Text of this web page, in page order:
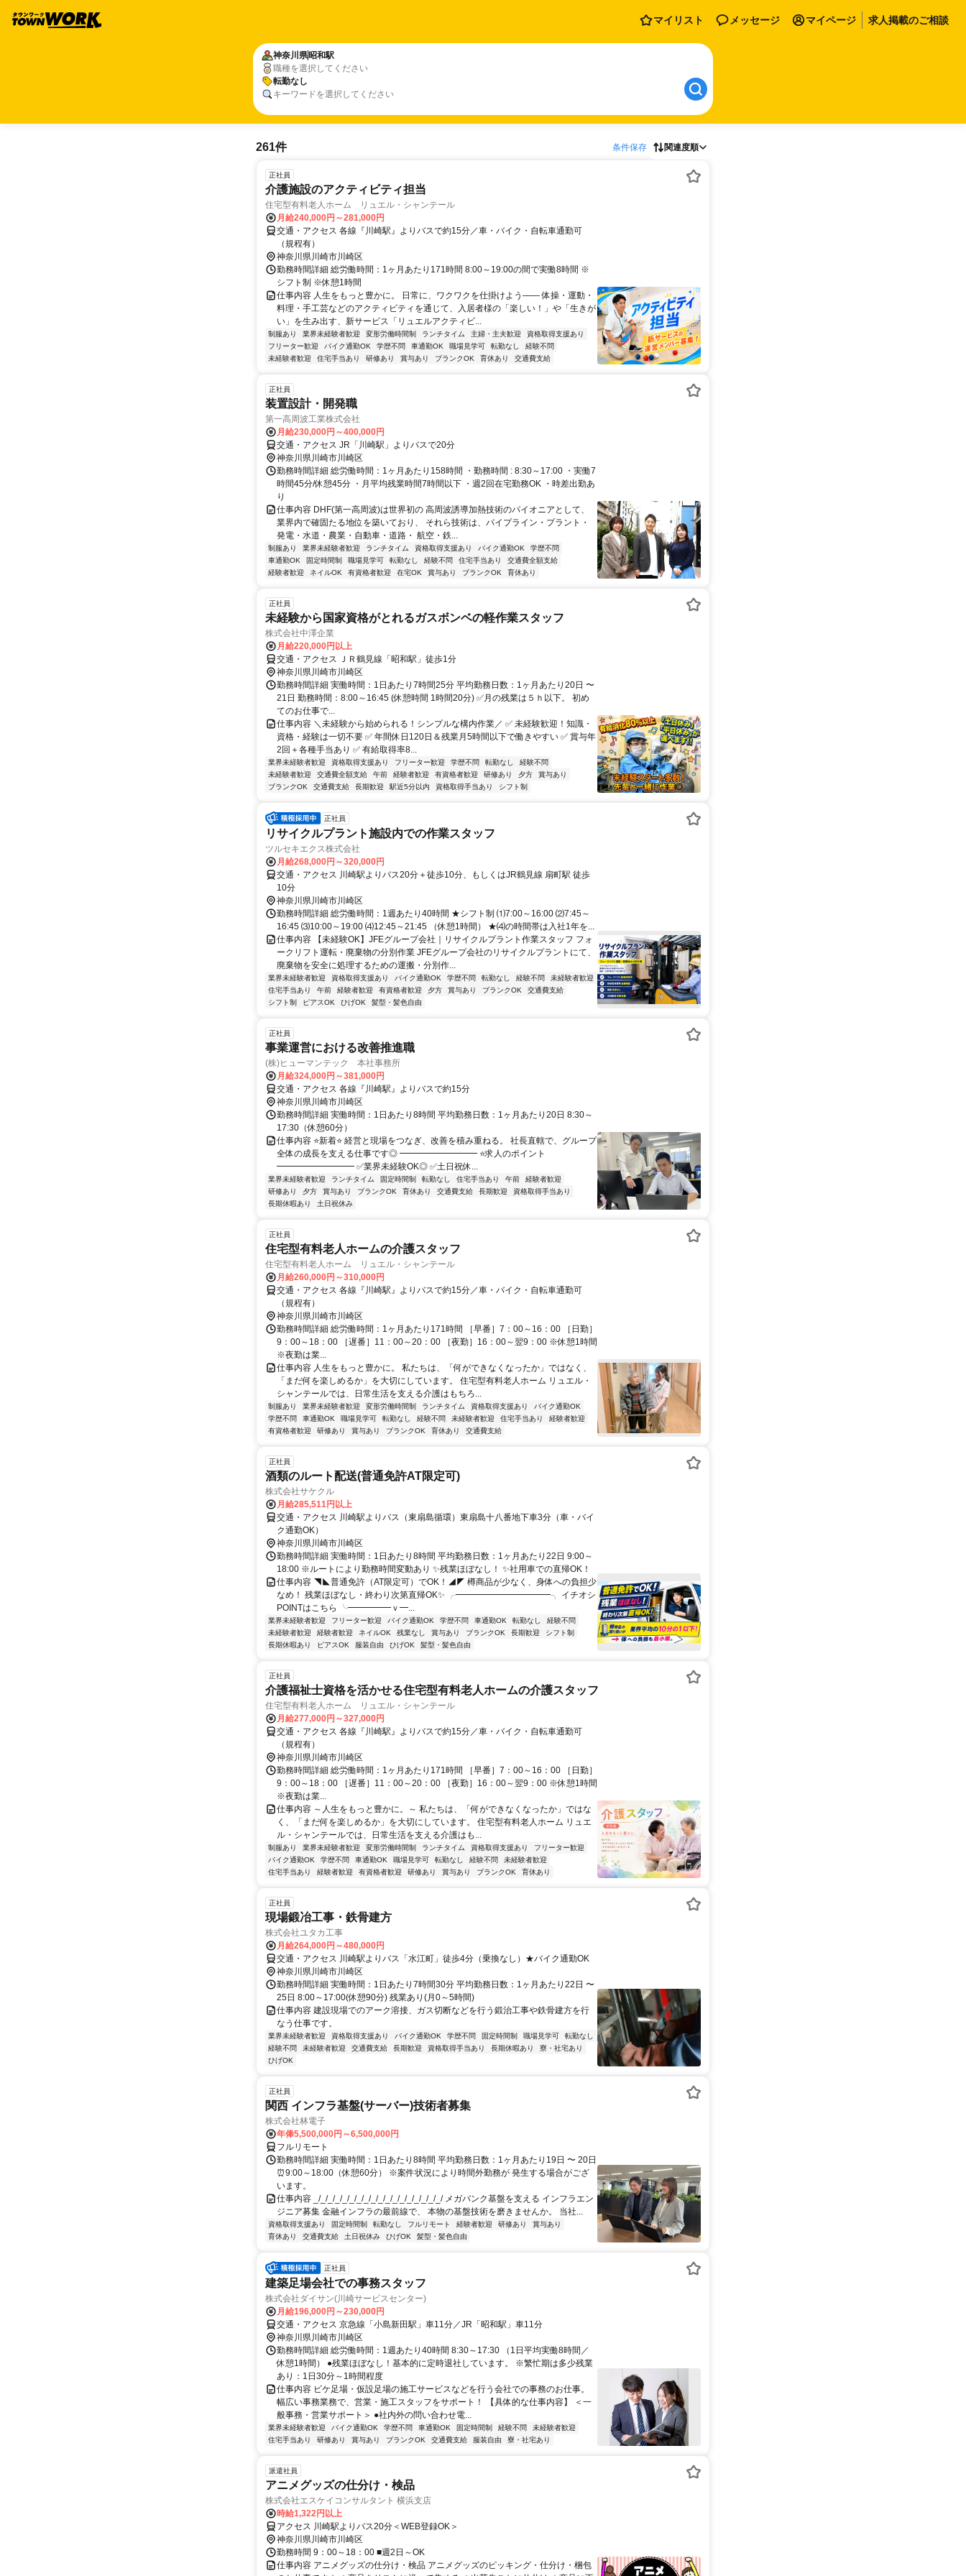
マイリスト メッセージ マイページ 求人掲載のご相談
神奈川県昭和駅
職種を選択してください
転勤なし
キーワードを選択してください
261件 条件保存 関連度順
正社員
介護施設のアクティビティ担当
住宅型有料老人ホーム リュエル・シャンテール
月給240,000円～281,000円
交通・アクセス 各線『川崎駅』よりバスで約15分／車・バイク・自転車通勤可
（規程有）
神奈川県川崎市川崎区
勤務時間詳細 総労働時間：1ヶ月あたり171時間 8:00～19:00の間で実働8時間 ※
シフト制 ※休憩1時間
仕事内容 人生をもっと豊かに。 日常に、ワクワクを仕掛けよう―― 体操・運動・
料理・手工芸などのアクティビティを通じて、入居者様の「楽しい！」や「生きが
い」を生み出す、新サービス「リュエルアクティビ...
制服あり 業界未経験者歓迎 変形労働時間制 ランチタイム 主婦・主夫歓迎
資格取得支援あり
フリーター歓迎
バイク通勤OK 学歴不問 車通勤OK 職場見学可 転勤なし
経験不問
未経験者歓迎
住宅手当あり 研修あり 賞与あり ブランクOK 育休あり 交通費支給
正社員
装置設計・開発職
第一高周波工業株式会社
月給230,000円～400,000円
交通・アクセス JR「川崎駅」よりバスで20分
神奈川県川崎市川崎区
勤務時間詳細 総労働時間：1ヶ月あたり158時間 ・勤務時間 : 8:30～17:00 ・実働7
時間45分/休憩45分 ・月平均残業時間7時間以下 ・週2回在宅勤務OK ・時差出勤あ
り
仕事内容 DHF(第一高周波)は世界初の 高周波誘導加熱技術のパイオニアとして、
業界内で確固たる地位を築いており、 それら技術は、パイプライン・プラント・
発電・水道・農業・自動車・道路・ 航空・鉄...
制服あり 業界未経験者歓迎 ランチタイム 資格取得支援あり バイク通勤OK
学歴不問
車通勤OK
固定時間制 職場見学可 転勤なし 経験不問 住宅手当あり
交通費全額支給
経験者歓迎
ネイルOK 有資格者歓迎 在宅OK 賞与あり ブランクOK 育休あり
正社員
未経験から国家資格がとれるガスボンベの軽作業スタッフ
株式会社中澤企業
月給220,000円以上
交通・アクセス ＪＲ鶴見線「昭和駅」徒歩1分
神奈川県川崎市川崎区
勤務時間詳細 実働時間：1日あたり7時間25分 平均勤務日数：1ヶ月あたり20日 〜
21日 勤務時間：8:00～16:45 (休憩時間 1時間20分) ✅月の残業は５ｈ以下。 初め
てのお仕事で...
仕事内容 ＼未経験から始められる！シンプルな構内作業／ ✅ 未経験歓迎！知識・
資格・経験は一切不要 ✅ 年間休日120日＆残業月5時間以下で働きやすい ✅ 賞与年
2回＋各種手当あり ✅ 有給取得率8...
業界未経験者歓迎 資格取得支援あり フリーター歓迎 学歴不問 転勤なし
経験不問
未経験者歓迎
交通費全額支給 午前 経験者歓迎 有資格者歓迎 研修あり 夕方
賞与あり
ブランクOK
交通費支給 長期歓迎 駅近5分以内 資格取得手当あり シフト制
正社員
リサイクルプラント施設内での作業スタッフ
ツルセキエクス株式会社
月給268,000円～320,000円
交通・アクセス 川崎駅よりバス20分＋徒歩10分、もしくはJR鶴見線 扇町駅 徒歩
10分
神奈川県川崎市川崎区
勤務時間詳細 総労働時間：1週あたり40時間 ★シフト制 ⑴7:00～16:00 ⑵7:45～
16:45 ⑶10:00～19:00 ⑷12:45～21:45 （休憩1時間） ★⑷の時間帯は入社1年を...
仕事内容 【未経験OK】JFEグループ会社｜リサイクルプラント作業スタッフ フォ
ークリフト運転・廃棄物の分別作業 JFEグループ会社のリサイクルプラントにて、
廃棄物を安全に処理するための運搬・分別作...
業界未経験者歓迎 資格取得支援あり バイク通勤OK 学歴不問 転勤なし 経験不問
未経験者歓迎
住宅手当あり
午前 経験者歓迎 有資格者歓迎 夕方 賞与あり ブランクOK
交通費支給
シフト制
ピアスOK ひげOK 髪型・髪色自由
正社員
事業運営における改善推進職
(株)ヒューマンテック 本社事務所
月給324,000円～381,000円
交通・アクセス 各線『川崎駅』よりバスで約15分
神奈川県川崎市川崎区
勤務時間詳細 実働時間：1日あたり8時間 平均勤務日数：1ヶ月あたり20日 8:30～
17:30（休憩60分）
仕事内容 ⭐新着⭐ 経営と現場をつなぎ、改善を積み重ねる。 社長直轄で、グループ
全体の成長を支える仕事です◎ ━━━━━━━━━ ⭐求人のポイント
━━━━━━━━━ ✅業界未経験OK◎ ✅土日祝休...
業界未経験者歓迎 ランチタイム 固定時間制 転勤なし 住宅手当あり 午前
経験者歓迎
研修あり
夕方 賞与あり ブランクOK 育休あり 交通費支給 長期歓迎
資格取得手当あり
長期休暇あり
土日祝休み
正社員
住宅型有料老人ホームの介護スタッフ
住宅型有料老人ホーム リュエル・シャンテール
月給260,000円～310,000円
交通・アクセス 各線『川崎駅』よりバスで約15分／車・バイク・自転車通勤可
（規程有）
神奈川県川崎市川崎区
勤務時間詳細 総労働時間：1ヶ月あたり171時間 ［早番］7：00～16：00 ［日勤］
9：00～18：00 ［遅番］11：00～20：00 ［夜勤］16：00～翌9：00 ※休憩1時間
※夜勤は業...
仕事内容 人生をもっと豊かに。 私たちは、「何ができなくなったか」ではなく、
「まだ何を楽しめるか」を大切にしています。 住宅型有料老人ホーム リュエル・
シャンテールでは、日常生活を支える介護はもちろ...
制服あり 業界未経験者歓迎 変形労働時間制 ランチタイム 資格取得支援あり
バイク通勤OK
学歴不問
車通勤OK 職場見学可 転勤なし 経験不問 未経験者歓迎 住宅手当あり
経験者歓迎
有資格者歓迎
研修あり 賞与あり ブランクOK 育休あり 交通費支給
正社員
酒類のルート配送(普通免許AT限定可)
株式会社サケクル
月給285,511円以上
交通・アクセス 川崎駅よりバス（東扇島循環）東扇島十八番地下車3分（車・バイ
ク通勤OK）
神奈川県川崎市川崎区
勤務時間詳細 実働時間：1日あたり8時間 平均勤務日数：1ヶ月あたり22日 9:00～
18:00 ※ルートにより勤務時間変動あり ✨残業ほぼなし！ ✨社用車での直帰OK！
仕事内容 ◥◣普通免許（AT限定可）でOK！◢◤ 樽商品が少なく、身体への負担少
なめ！ 残業ほぼなし・終わり次第直帰OK✨ ╭━━━━━━━━━━━╮ イチオシ
POINTはこちら ╰━━━━━ｖ━...
業界未経験者歓迎 フリーター歓迎 バイク通勤OK 学歴不問 車通勤OK 転勤なし
経験不問
未経験者歓迎
経験者歓迎 ネイルOK 残業なし 賞与あり ブランクOK 長期歓迎
シフト制
長期休暇あり
ピアスOK 服装自由 ひげOK 髪型・髪色自由
正社員
介護福祉士資格を活かせる住宅型有料老人ホームの介護スタッフ
住宅型有料老人ホーム リュエル・シャンテール
月給277,000円～327,000円
交通・アクセス 各線『川崎駅』よりバスで約15分／車・バイク・自転車通勤可
（規程有）
神奈川県川崎市川崎区
勤務時間詳細 総労働時間：1ヶ月あたり171時間 ［早番］7：00～16：00 ［日勤］
9：00～18：00 ［遅番］11：00～20：00 ［夜勤］16：00～翌9：00 ※休憩1時間
※夜勤は業...
仕事内容 ～人生をもっと豊かに。～ 私たちは、「何ができなくなったか」ではな
く、「まだ何を楽しめるか」を大切にしています。 住宅型有料老人ホーム リュエ
ル・シャンテールでは、日常生活を支える介護はも...
制服あり 業界未経験者歓迎 変形労働時間制 ランチタイム 資格取得支援あり
フリーター歓迎
バイク通勤OK
学歴不問 車通勤OK 職場見学可 転勤なし 経験不問
未経験者歓迎
住宅手当あり
経験者歓迎 有資格者歓迎 研修あり 賞与あり ブランクOK 育休あり
正社員
現場鍛冶工事・鉄骨建方
株式会社ユタカ工事
月給264,000円～480,000円
交通・アクセス 川崎駅よりバス「水江町」徒歩4分（乗換なし）★バイク通勤OK
神奈川県川崎市川崎区
勤務時間詳細 実働時間：1日あたり7時間30分 平均勤務日数：1ヶ月あたり22日 〜
25日 8:00～17:00(休憩90分) 残業あり(月0～5時間)
仕事内容 建設現場でのアーク溶接、ガス切断などを行う鍛治工事や鉄骨建方を行
なう仕事です。
業界未経験者歓迎 資格取得支援あり バイク通勤OK 学歴不問 固定時間制 職場見学可
転勤なし
経験不問
未経験者歓迎 交通費支給 長期歓迎 資格取得手当あり 長期休暇あり
寮・社宅あり
ひげOK
正社員
関西 インフラ基盤(サーバー)技術者募集
株式会社林電子
年俸5,500,000円～6,500,000円
フルリモート
勤務時間詳細 実働時間：1日あたり8時間 平均勤務日数：1ヶ月あたり19日 〜 20日
⏰9:00～18:00（休憩60分） ※案件状況により時間外勤務が 発生する場合がござ
います。
仕事内容 _/_/_/_/_/_/_/_/_/_/_/_/_/_/_/_/_/_/ メガバンク基盤を支える インフラエン
ジニア募集 金融インフラの最前線で、 本物の基盤技術を磨きませんか。 当社...
資格取得支援あり 固定時間制 転勤なし フルリモート 経験者歓迎 研修あり
賞与あり
育休あり
交通費支給 土日祝休み ひげOK 髪型・髪色自由
正社員
建築足場会社での事務スタッフ
株式会社ダイサン(川崎サービスセンター)
月給196,000円～230,000円
交通・アクセス 京急線「小島新田駅」車11分／JR「昭和駅」車11分
神奈川県川崎市川崎区
勤務時間詳細 総労働時間：1週あたり40時間 8:30～17:30 （1日平均実働8時間／
休憩1時間） ●残業ほぼなし！基本的に定時退社しています。 ※繁忙期は多少残業
あり：1日30分～1時間程度
仕事内容 ビケ足場・仮設足場の施工サービスなどを行う会社での事務のお仕事。
幅広い事務業務で、営業・施工スタッフをサポート！ 【具体的な仕事内容】 ＜一
般事務・営業サポート＞ ●社内外の問い合わせ電...
業界未経験者歓迎 バイク通勤OK 学歴不問 車通勤OK 固定時間制 経験不問
未経験者歓迎
住宅手当あり
研修あり 賞与あり ブランクOK 交通費支給 服装自由 寮・社宅あり
派遣社員
アニメグッズの仕分け・検品
株式会社エスケイコンサルタント 横浜支店
時給1,322円以上
アクセス 川崎駅よりバス20分＜WEB登録OK＞
神奈川県川崎市川崎区
勤務時間 9：00～18：00 ■週2日～OK
仕事内容 アニメグッズの仕分け・検品 アニメグッズのピッキング・仕分け・梱包